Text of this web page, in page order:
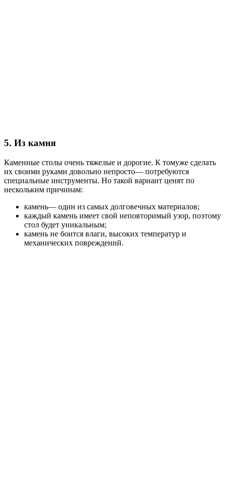
5. Из камня
Каменные столы очень тяжелые и дорогие. К томуже сделать
их своими руками довольно непросто— потребуются
специальные инструменты. Но такой вариант ценят по
нескольким причинам:
камень— один из самых долговечных материалов;
каждый камень имеет свой неповторимый узор, поэтому
стол будет уникальным;
камень не боится влаги, высоких температур и
механических повреждений.